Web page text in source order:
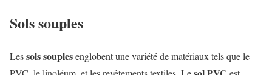
Sols souples
Lessols souplesenglobent une variété de matériaux tels que le